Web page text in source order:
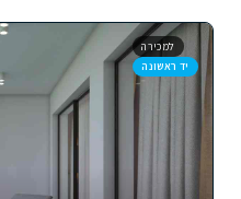
למכירה
יד ראשונה